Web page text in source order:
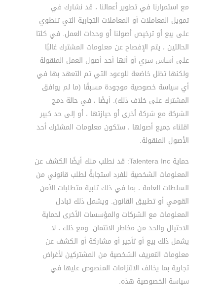
مع استمرارنا في تطوير أعمالنا ، قد نشارك في
تمويل المعاملات أو المعاملات التجارية التي تنطوي
على بيع أو ترخيص أصولنا أو وحدات العمل. في كلتا
الحالتين ، يتم الإفصاح عن معلومات المشترك غالبًا
على أساس سري أو أنها أحد أصول العمل المنقولة
ولكنها تظل خاضعة للوعود التي تم التعهد بها في
أي سياسة خصوصية موجودة مسبقًا (ما لم يوافق
المشترك على خلاف ذلك). أيضًا ، في حالة دمج
الشركة مع شركة أخرى أو حيازتها ، أو إلى حد كبير
اقتناء جميع أصولها ، ستكون معلومات المشترك أحد
الأصول المنقولة.
حماية Talentera Inc: قد نطلب منك أيضًا الكشف عن
المعلومات الشخصية للفرد استجابةً لطلب قانوني من
السلطات العامة ، بما في ذلك تلبية متطلبات الأمن
القومي أو تطبيق القانون. ويشمل ذلك تبادل
المعلومات مع الشركات والمؤسسات الأخرى لحماية
الاحتيال والحد من مخاطر الائتمان. ومع ذلك ، لا
يشمل ذلك بيع أو تأجير أو مشاركة أو الكشف عن
معلومات التعريف الشخصية من المشتركين لأغراض
تجارية بما يخالف الالتزامات المنصوص عليها في
سياسة الخصوصية هذه.